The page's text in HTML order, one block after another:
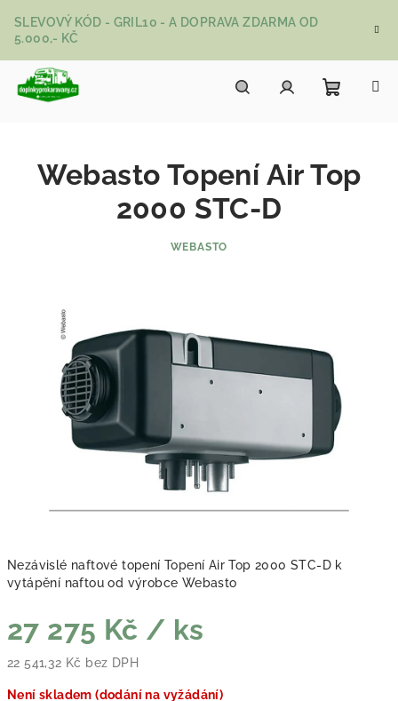
SLEVOVÝ KÓD - GRIL10 - A DOPRAVA ZDARMA OD
5.000,- KČ
Nezávislé naftové topení Topení Air Top 2000 STC-D k
vytápění naftou od výrobce Webasto
27 275 Kč / ks
22 541,32 Kč bez DPH
Není skladem (dodání na vyžádání)
Webasto Topení Air Top
2000 STC-D
WEBASTO